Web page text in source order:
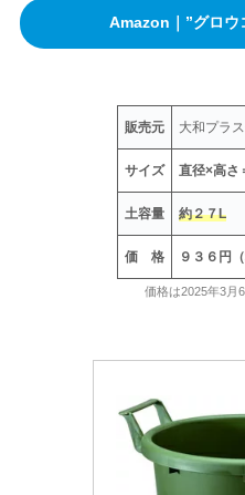
Amazon｜”グロウ
販売元 大和プラ
サイズ 直径×高さ
土容量 約２７L
価 格 ９３６円（
価格は2025年3月